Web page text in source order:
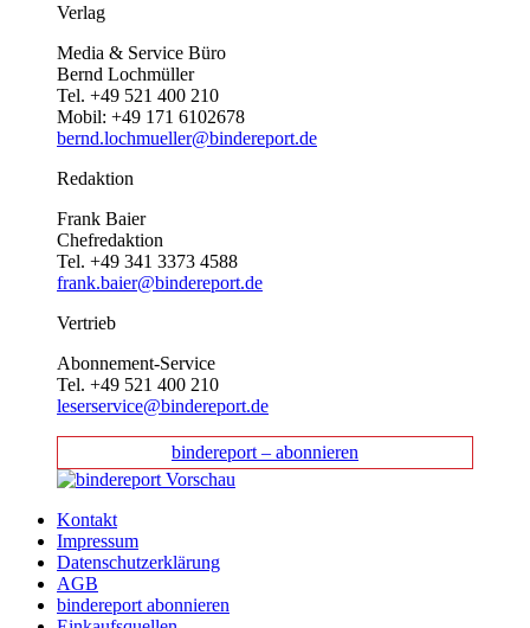
Verlag
Media & Service Büro
Bernd Lochmüller
Tel. +49 521 400 210
Mobil: +49 171 6102678
bernd.lochmueller@bindereport.de
Redaktion
Frank Baier
Chefredaktion
Tel. +49 341 3373 4588
frank.baier@bindereport.de
Vertrieb
Abonnement-Service
Tel. +49 521 400 210
leserservice@bindereport.de
bindereport – abonnieren
Kontakt
Impressum
Datenschutzerklärung
AGB
bindereport abonnieren